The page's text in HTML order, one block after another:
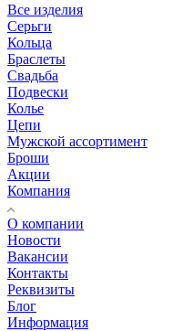
Все изделия
Серьги
Кольца
Браслеты
Свадьба
Подвески
Колье
Цепи
Мужской ассортимент
Броши
Акции
Компания
О компании
Новости
Вакансии
Контакты
Реквизиты
Блог
Информация